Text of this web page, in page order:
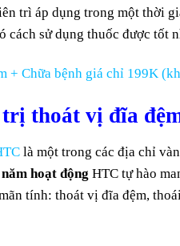
trì áp dụng trong một thời
cách sử dụng thuốc được tốt
+ Chữa bệnh giá chỉ 199K
thoát vị đĩa
là một trong các địa chỉ
hoạt động HTC tự hào
tính: thoát vị đĩa đệm,